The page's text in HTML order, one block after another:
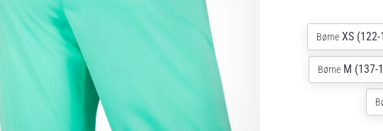
Børne XS
Børne M (137-